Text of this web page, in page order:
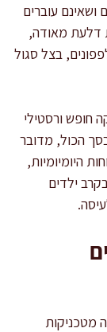
ושאינם עוברים
דלעת מאודה,
בצל סגול
חופש ורסטילי
הכול, מדובר
היומיומיות,
ילדים
מטכניקות